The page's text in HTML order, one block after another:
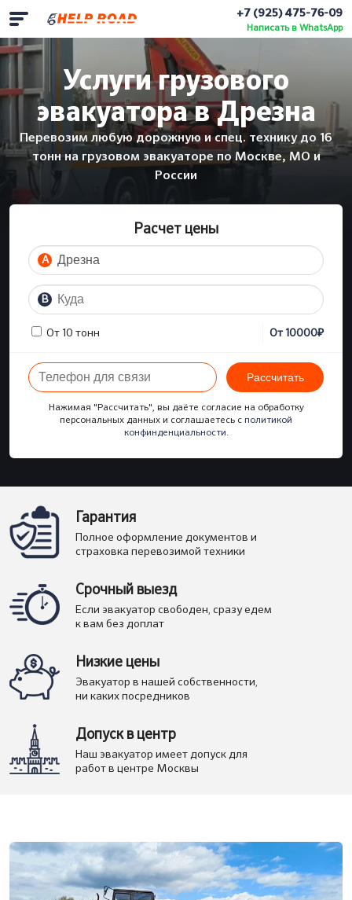
+7 (925) 475-76-09
Написать в WhatsApp
Услуги грузового
эвакуатора в Дрезна
Перевозим любую дорожную и спец. технику до 16
тонн на грузовом эвакуаторе по Москве, МО и
России
Расчет цены
A
B
От 10 тонн От 10000₽
Рассчитать
Нажимая "Рассчитать", вы даёте согласие на обработку
персональных данных и соглашаетесь с политикой
конфинденциальности.
Гарантия
Полное оформление документов и
страховка перевозимой техники
Срочный выезд
Если эвакуатор свободен, сразу едем
к вам без доплат
Низкие цены
Эвакуатор в нашей собственности,
ни каких посредников
Допуск в центр
Наш эвакуатор имеет допуск для
работ в центре Москвы